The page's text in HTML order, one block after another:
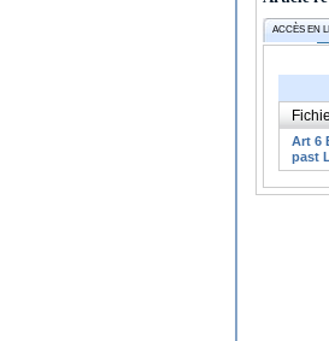
ACCÈS EN
Art 6
past